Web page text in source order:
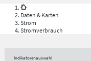
Daten & Karten
Strom
Stromverbrauch
Indikatorenauswahl